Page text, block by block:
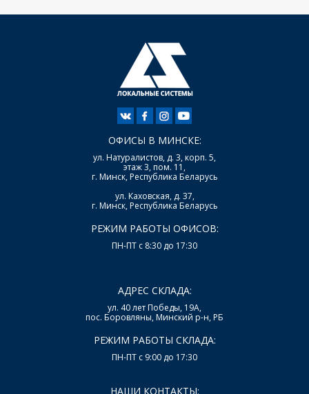
ОФИСЫ В МИНСКЕ:
ул. Натуралистов, д. 3, корп. 5,
этаж 3, пом. 11,
г. Минск, Республика Беларусь
ул. Каховская, д. 37,
г. Минск, Республика Беларусь
РЕЖИМ РАБОТЫ ОФИСОВ:
ПН-ПТ с 8:30 до 17:30
АДРЕС СКЛАДА:
ул. 40 лет Победы, 19А,
пос. Боровляны, Минский р-н, РБ
РЕЖИМ РАБОТЫ СКЛАДА:
ПН-ПТ с 9:00 до 17:30
НАШИ КОНТАКТЫ: